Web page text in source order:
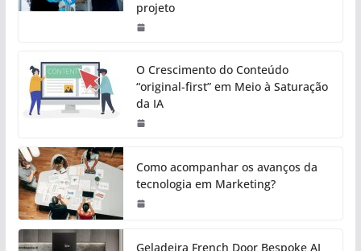
projeto
O Crescimento do Conteúdo
“original-first” em Meio à Saturação
da IA
Como acompanhar os avanços da
tecnologia em Marketing?
Geladeira French Door Bespoke AI